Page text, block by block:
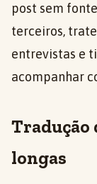
post sem
terceiros,
entrevistas e
acompanhar
Tradução
longas